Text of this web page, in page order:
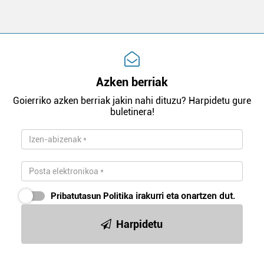
Azken berriak
Goierriko azken berriak jakin nahi dituzu? Harpidetu gure
buletinera!
Pribatutasun Politika irakurri eta onartzen dut.
Harpidetu